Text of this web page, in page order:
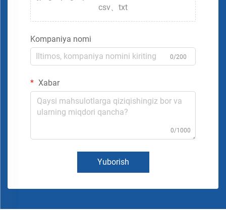
csv、txt
Kompaniya nomi
0/200
Xabar
0/1000
Yuborish